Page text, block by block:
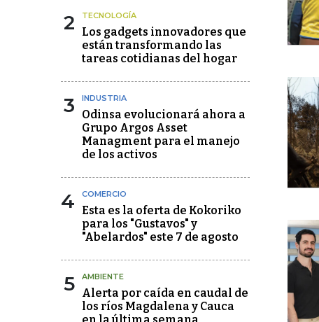
2 TECNOLOGÍA
Los gadgets innovadores que
están transformando las
tareas cotidianas del hogar
3 INDUSTRIA
Odinsa evolucionará ahora a
Grupo Argos Asset
Managment para el manejo
de los activos
4 COMERCIO
Esta es la oferta de Kokoriko
para los "Gustavos" y
"Abelardos" este 7 de agosto
5 AMBIENTE
Alerta por caída en caudal de
los ríos Magdalena y Cauca